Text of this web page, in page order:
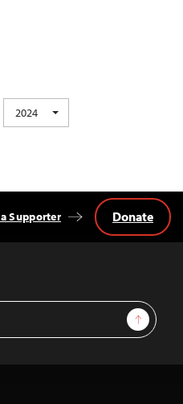
2024
Sign Up
Supporter Donate